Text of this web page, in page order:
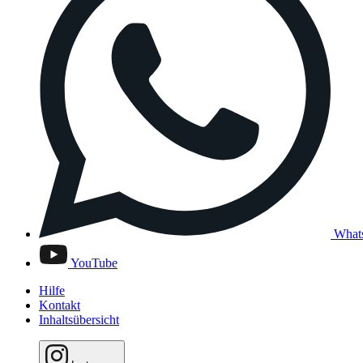
YouTube
Hilfe
Kontakt
Inhaltsübersicht